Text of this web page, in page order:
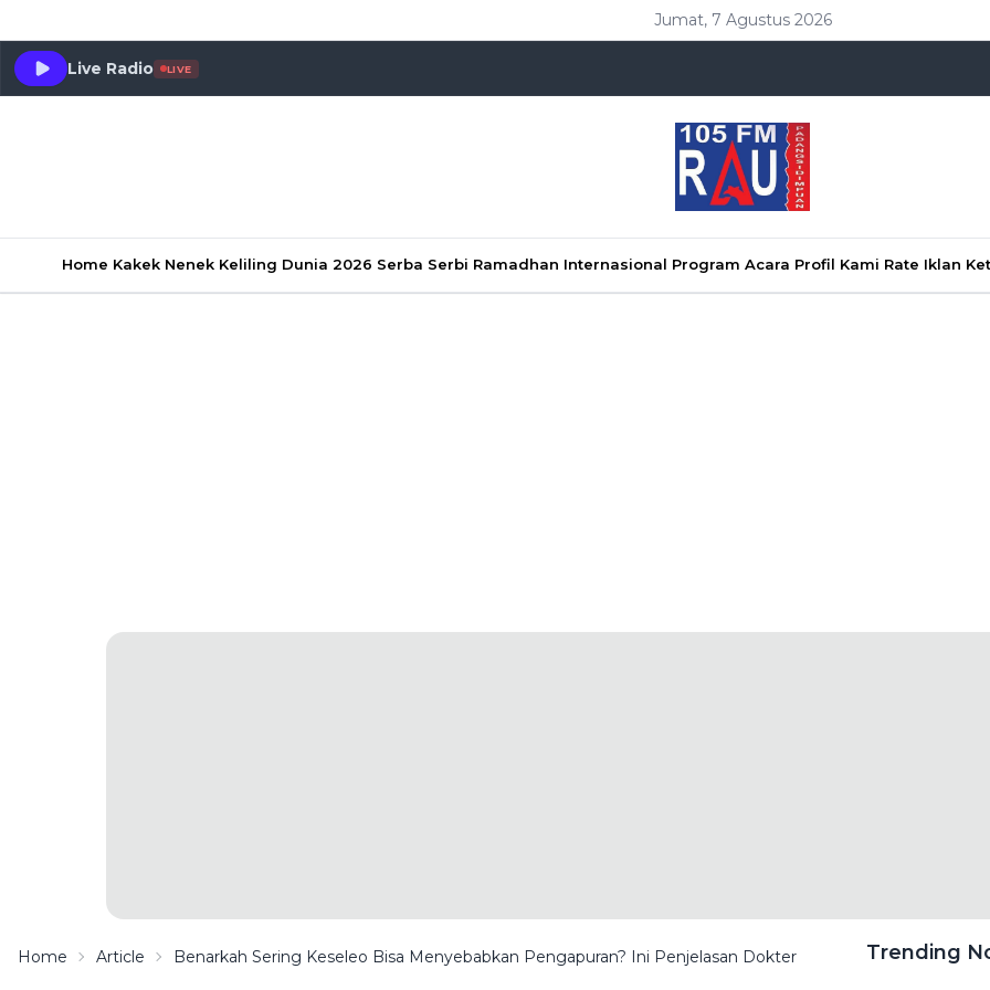
Jumat, 7 Agustus 2026
Live Radio LIVE
Home Kakek Nenek Keliling Dunia 2026 Serba Serbi Ramadhan Internasional Program Acara Profil Kami Rate Iklan
Home Article Benarkah Sering Keseleo Bisa Menyebabkan Pengapuran? Ini Penjelasan Dokter Trending